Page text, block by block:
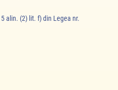
alin. (2) lit. f) din Legea nr.